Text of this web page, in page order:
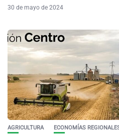
30 de mayo de 2024
AGRICULTURA ECONOMÍAS